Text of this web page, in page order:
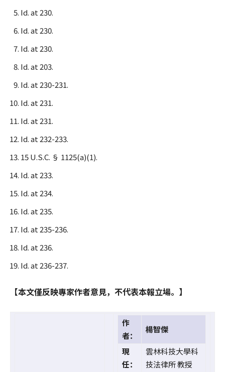
Id. at 230.
Id. at 230.
Id. at 230.
Id. at 203.
Id. at 230-231.
Id. at 231.
Id. at 231.
Id. at 232-233.
15 U.S.C. § 1125(a)(1).
Id. at 233.
Id. at 234.
Id. at 235.
Id. at 235-236.
Id. at 236.
Id. at 236-237.
【本文僅反映專家作者意見，不代表本報立場。】
作
者：
楊智傑
現
任：
雲林科技大學科
技法律所 教授